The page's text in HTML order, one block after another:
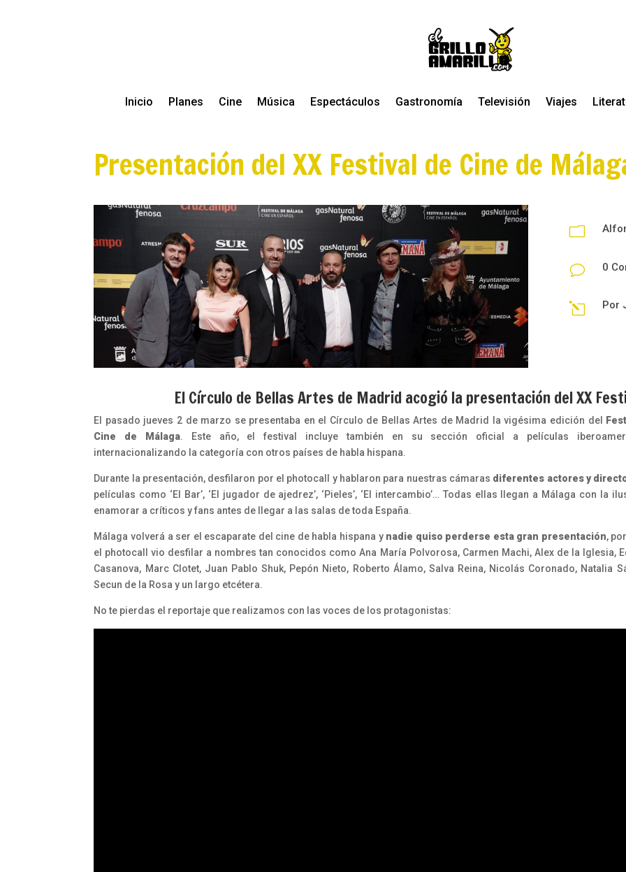
Inicio Planes Cine Música Espectáculos Gastronomía Televisión Viajes
Presentación del XX Festival de Cine de
m
v 0
l Por
El Círculo de Bellas Artes de Madrid acogió la presentación del XX
El pasado jueves 2 de marzo se presentaba en el Círculo de Bellas Artes de Madrid la vigésima edición del
Cine de Málaga. Este año, el festival incluye también en su sección oficial a películas
internacionalizando la categoría con otros países de habla hispana.
Durante la presentación, desfilaron por el photocall y hablaron para nuestras cámaras diferentes actores y
películas como ‘El Bar’, ‘El jugador de ajedrez’, ‘Pieles’, ‘El intercambio’… Todas ellas llegan a Málaga con la
enamorar a críticos y fans antes de llegar a las salas de toda España.
Málaga volverá a ser el escaparate del cine de habla hispana y nadie quiso perderse esta gran presentación,
el photocall vio desfilar a nombres tan conocidos como Ana María Polvorosa, Carmen Machi, Alex de la Iglesia,
Casanova, Marc Clotet, Juan Pablo Shuk, Pepón Nieto, Roberto Álamo, Salva Reina, Nicolás Coronado, Natalia
Secun de la Rosa y un largo etcétera.
No te pierdas el reportaje que realizamos con las voces de los protagonistas: